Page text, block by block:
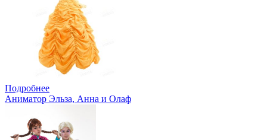
Подробнее
Аниматор Эльза, Анна и Олаф